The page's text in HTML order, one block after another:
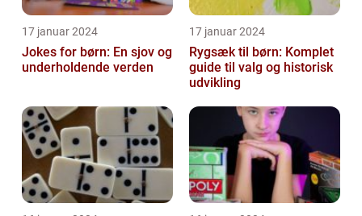
17 januar 2024
Jokes for børn: En sjov og
underholdende verden
17 januar 2024
Rygsæk til børn: Komplet
guide til valg og historisk
udvikling